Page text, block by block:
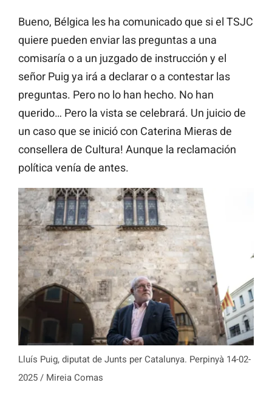
Bueno, Bélgica les ha comunicado que si el TSJC
quiere pueden enviar las preguntas a una
comisaría o a un juzgado de instrucción y el
señor Puig ya irá a declarar o a contestar las
preguntas. Pero no lo han hecho. No han
querido… Pero la vista se celebrará. Un juicio de
un caso que se inició con Caterina Mieras de
consellera de Cultura! Aunque la reclamación
política venía de antes.
Lluís Puig, diputat de Junts per Catalunya. Perpinyà 14-02-
2025 / Mireia Comas